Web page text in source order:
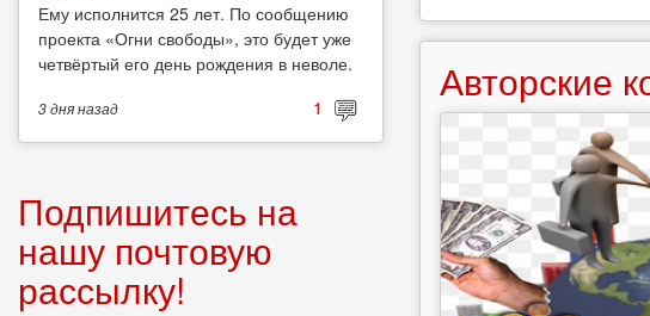
Авторские
Ему исполнится 25 лет. По сообщению
проекта «Огни свободы», это будет уже
четвёртый его день рождения в неволе.
3 дняназад 1
Подпишитесь на
нашу почтовую
рассылку!